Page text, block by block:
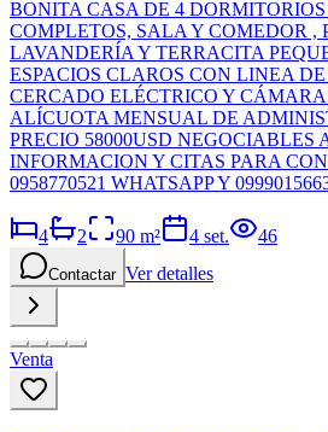
BONITA CASA DE 4
COMPLETOS, SALA Y COMEDOR ,
LAVANDERÍA Y TERRACITA
ESPACIOS CLAROS CON LINEA
CERCADO ELÉCTRICO Y
ALÍCUOTA MENSUAL DE
PRECIO 58000USD NEGOCIABLES
INFORMACION Y CITAS PARA
0958770521 WHATSAPP Y
4 2 90 m² 4 set. 46
Contactar Ver detalles
Venta